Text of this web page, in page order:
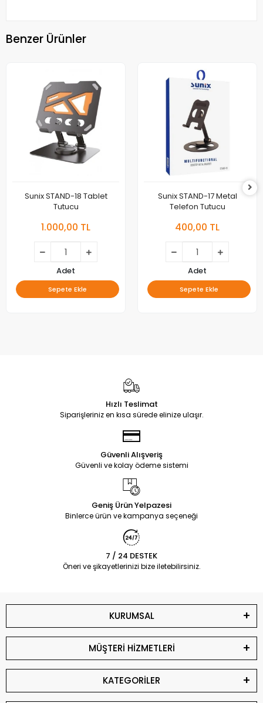
Benzer Ürünler
Sunix STAND-18 Tablet
Tutucu
1.000,00 TL
Adet
Sepete Ekle
Sunix STAND-17 Metal
Telefon Tutucu
400,00 TL
Adet
Sepete Ekle
Hızlı Teslimat
Siparişleriniz en kısa sürede elinize ulaşır.
Güvenli Alışveriş
Güvenli ve kolay ödeme sistemi
Geniş Ürün Yelpazesi
Binlerce ürün ve kampanya seçeneği
7 / 24 DESTEK
Öneri ve şikayetlerinizi bize iletebilirsiniz.
KURUMSAL
MÜŞTERİ HİZMETLERİ
KATEGORİLER